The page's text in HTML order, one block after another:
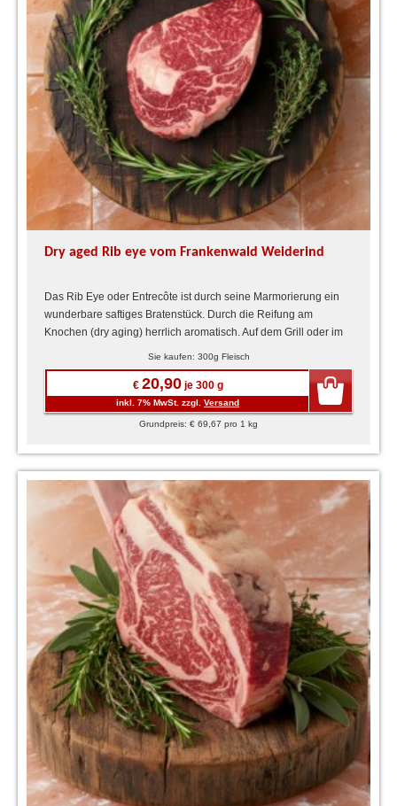
Dry aged Rib eye vom Frankenwald Weiderind
Das Rib Eye oder Entrecôte ist durch seine Marmorierung ein
wunderbare saftiges Bratenstück. Durch die Reifung am
Knochen (dry aging) herrlich aromatisch. Auf dem Grill oder im
Sie kaufen: 300g Fleisch
€ 20,90je 300 g
inkl. 7% MwSt. zzgl. Versand
Grundpreis: € 69,67 pro 1 kg